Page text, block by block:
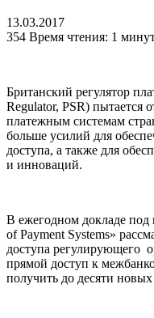
13.03.2017
354 Время чтения: 1
Британский регулятор
Regulator, PSR) пытается
платежным системам
больше усилий для
доступа, а также для
и инноваций.
В ежегодном докладе под
of Payment Systems»
доступа регулирующего
прямой доступ к
получить до десяти